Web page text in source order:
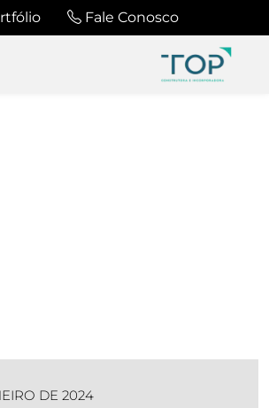
Fale Conosco
DE 2024